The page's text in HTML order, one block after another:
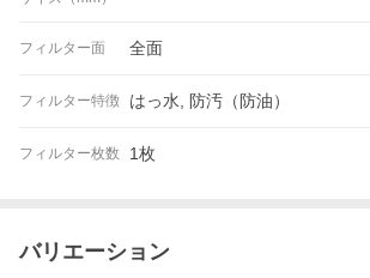
フィルター面 全面
フィルター特徴 はっ水, 防汚（防油）
フィルター枚数 1枚
バリエーション